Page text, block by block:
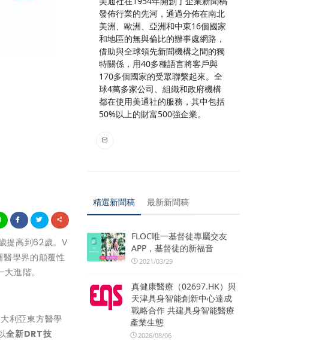
提高到62歲。V
學界的顛覆性
進階。
利亞東方醫學
全新DRT技
發佈行業的先河，通過分佈在南北
美洲、歐洲、亞洲和中東16個國家
和地區的無與倫比的辦事處網路，
借助與全球領先新聞機構之間的獨
特關係，用40多種語言將客戶與
170多個國家的受眾聯繫起來。全
球4萬多家公司、組織和政府機構
都在使用美通社的服務，其中包括
50%以上的財富500強企業。
精選新聞稿 最新新聞稿
FLOC唯一基督徒專屬交友
APP，基督徒的新福音
2021/03/29
真健康醫療（02697.HK）與
天津具身智能創新中心達成
戰略合作 共建具身智能醫療
產業生態
2026/08/06